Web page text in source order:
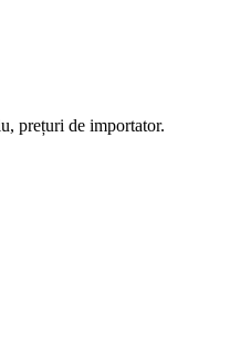
prețuri de importator.